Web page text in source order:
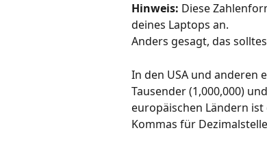
Hinweis: Diese
deines Laptops an.
Anders gesagt, das
In den USA und anderen
Tausender (1,000,000)
europäischen Ländern
Kommas für